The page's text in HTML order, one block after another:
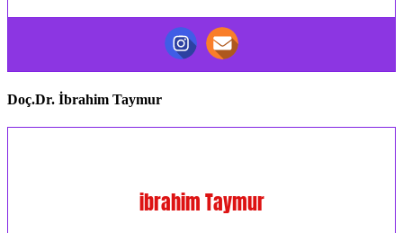
Doç.Dr. İbrahim Taymur
ibrahim Taymur